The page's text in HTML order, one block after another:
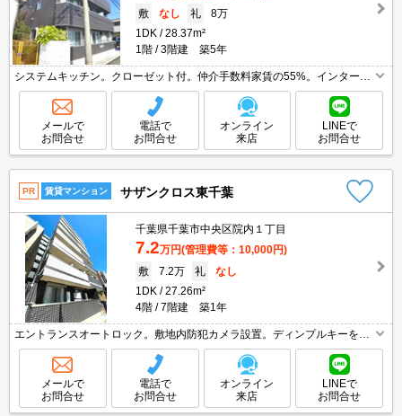
敷
なし 礼
8万
1DK
28.37m²
1階
3階建 築5年
システムキッチン。クローゼット付。仲介手数料家賃の55%。インターネ
ット無料。
メールで
お問合せ
電話で
お問合せ
オンライン
来店
LINEで
お問合せ
PR 賃貸マンション サザンクロス東千葉
千葉県千葉市中央区院内１丁目
7.2万円(管理費等：10,000円)
敷
7.2万 礼
なし
1DK
27.26m²
4階
7階建 築1年
エントランスオートロック。敷地内防犯カメラ設置。ディンプルキーを採
用。TVモニター付インターホン。エアコン2基付き。浴室乾燥機付。シャ
ワー付独立洗面台。システムキッチン。インターネット無料。
メールで
お問合せ
電話で
お問合せ
オンライン
来店
LINEで
お問合せ